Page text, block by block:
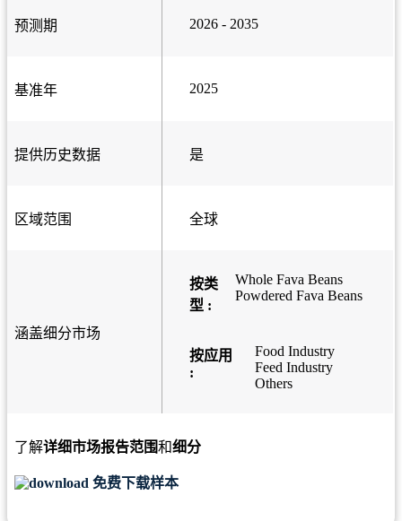
预测期 2026 - 2035
基准年 2025
提供历史数据 是
区域范围 全球
涵盖细分市场
按类
型 :
Whole Fava Beans
Powdered Fava Beans
按应用
:
Food Industry
Feed Industry
Others
了解详细市场报告范围和细分
免费下载样本